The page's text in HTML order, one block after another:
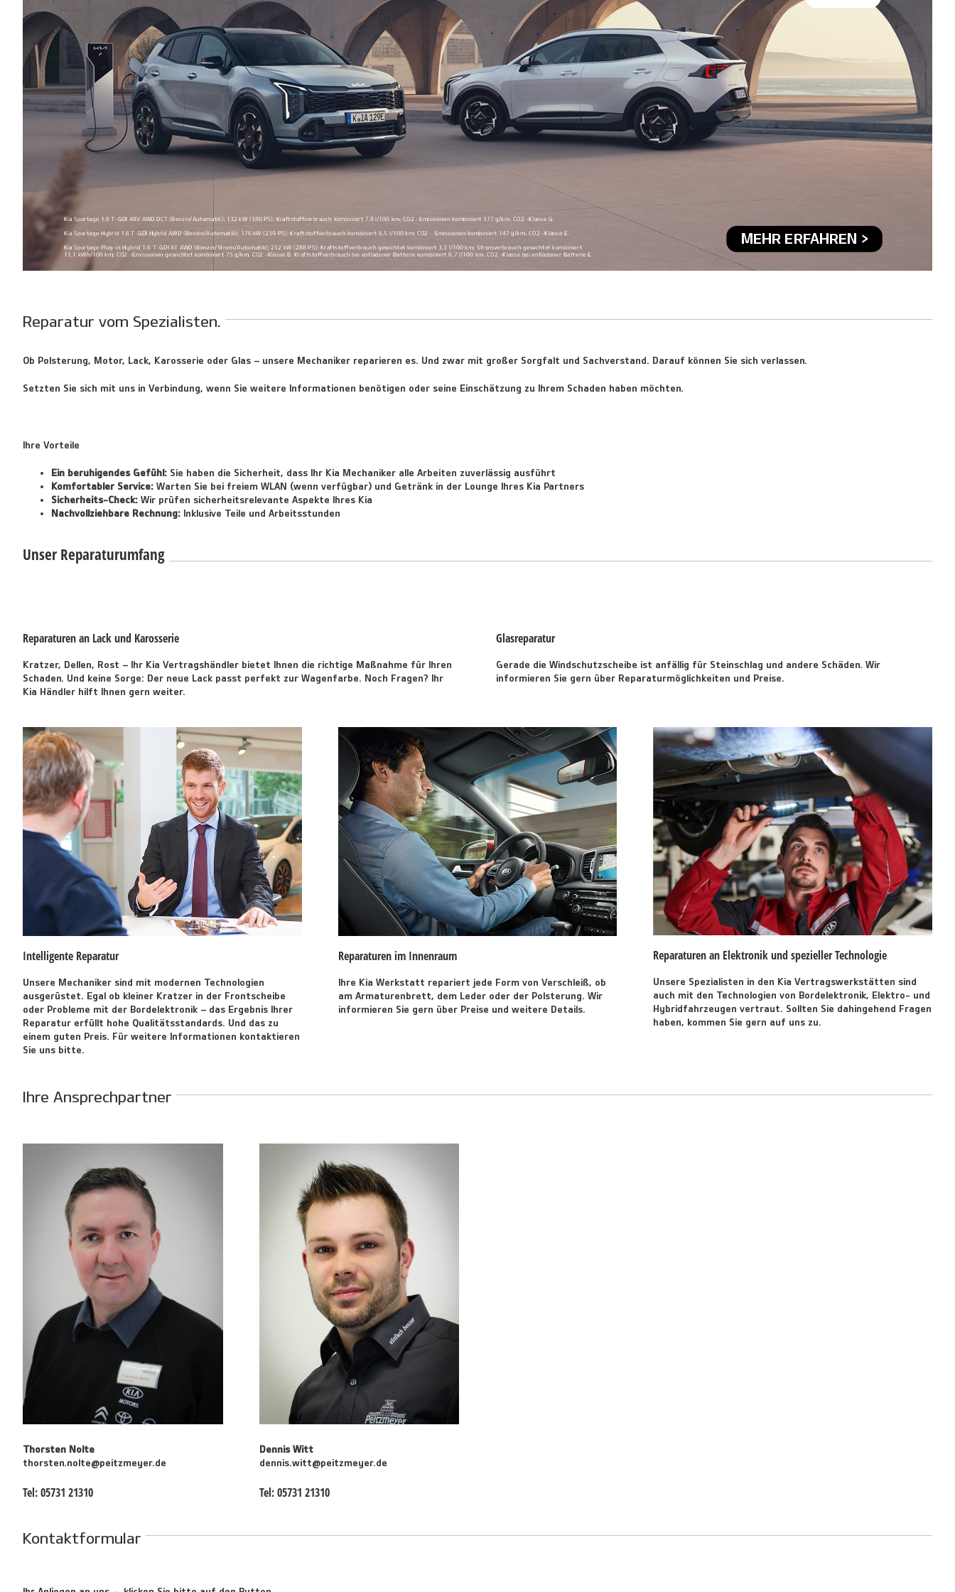
Reparatur vom Spezialisten.
Ob Polsterung, Motor, Lack, Karosserie oder Glas – unsere Mechaniker reparieren es. Und zwar mit großer Sorgfalt und Sachverstand. Darauf können Sie sich verlassen.
Setzten Sie sich mit uns in Verbindung, wenn Sie weitere Informationen benötigen oder seine Einschätzung zu Ihrem Schaden haben möchten.
Ihre Vorteile
Ein beruhigendes Gefühl: Sie haben die Sicherheit, dass Ihr Kia Mechaniker alle Arbeiten zuverlässig ausführt
Komfortabler Service: Warten Sie bei freiem WLAN (wenn verfügbar) und Getränk in der Lounge Ihres Kia Partners
Sicherheits-Check: Wir prüfen sicherheitsrelevante Aspekte Ihres Kia
Nachvollziehbare Rechnung: Inklusive Teile und Arbeitsstunden
Unser Reparaturumfang
Reparaturen an Lack und Karosserie
Kratzer, Dellen, Rost ‒ Ihr Kia Vertragshändler bietet Ihnen die richtige Maßnahme für Ihren
Schaden. Und keine Sorge: Der neue Lack passt perfekt zur Wagenfarbe. Noch Fragen? Ihr
Kia Händler hilft Ihnen gern weiter.
Glasreparatur
Gerade die Windschutzscheibe ist anfällig für Steinschlag und andere Schäden. Wir
informieren Sie gern über Reparaturmöglichkeiten und Preise.
Intelligente Reparatur
Unsere Mechaniker sind mit modernen Technologien
ausgerüstet. Egal ob kleiner Kratzer in der Frontscheibe
oder Probleme mit der Bordelektronik ‒ das Ergebnis Ihrer
Reparatur erfüllt hohe Qualitätsstandards. Und das zu
einem guten Preis. Für weitere Informationen kontaktieren
Sie uns bitte.
Reparaturen im Innenraum
Ihre Kia Werkstatt repariert jede Form von Verschleiß, ob
am Armaturenbrett, dem Leder oder der Polsterung. Wir
informieren Sie gern über Preise und weitere Details.
Reparaturen an Elektronik und spezieller Technologie
Unsere Spezialisten in den Kia Vertragswerkstätten sind
auch mit den Technologien von Bordelektronik, Elektro- und
Hybridfahrzeugen vertraut. Sollten Sie dahingehend Fragen
haben, kommen Sie gern auf uns zu.
Ihre Ansprechpartner
Thorsten Nolte
thorsten.nolte@peitzmeyer.de
Tel:05731 21310
Dennis Witt
dennis.witt@peitzmeyer.de
Tel:05731 21310
Kontaktformular